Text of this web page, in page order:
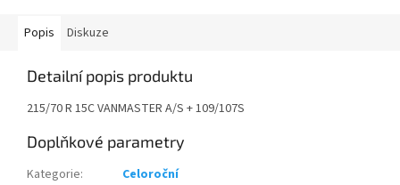
Popis Diskuze
Detailní popis produktu
215/70 R 15C VANMASTER A/S + 109/107S
Doplňkové parametry
Kategorie:
Celoroční